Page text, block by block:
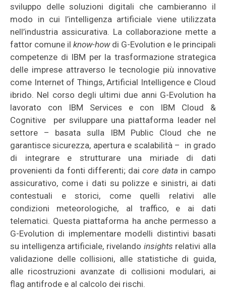
sviluppo delle soluzioni digitali che cambieranno il
modo in cui l’intelligenza artificiale viene utilizzata
nell’industria assicurativa. La collaborazione mette a
fattor comune il know-howdi G-Evolution e le principali
competenze di IBM per la trasformazione strategica
delle imprese attraverso le tecnologie più innovative
come Internet of Things, Artificial Intelligence e Cloud
ibrido. Nel corso degli ultimi due anni G-Evolution ha
lavorato con IBM Services e con IBM Cloud &
Cognitive per sviluppare una piattaforma leader nel
settore – basata sulla IBM Public Cloud che ne
garantisce sicurezza, apertura e scalabilità – in grado
di integrare e strutturare una miriade di dati
provenienti da fonti differenti; daicore data in campo
assicurativo, come i dati su polizze e sinistri, ai dati
contestuali e storici, come quelli relativi alle
condizioni meteorologiche, al traffico, e ai dati
telematici. Questa piattaforma ha anche permesso a
G-Evolution di implementare modelli distintivi basati
su intelligenza artificiale, rivelando insights relativi alla
validazione delle collisioni, alle statistiche di guida,
alle ricostruzioni avanzate di collisioni modulari, ai
flag antifrode e al calcolo dei rischi.